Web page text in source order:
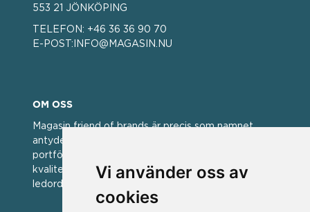
Vi använder oss av
cookies
553 21 JÖNKÖPING
TELEFON: +46 36 36 90 70
E-POST: INFO@MAGASIN.NU
OM OSS
Magasin friend of brands är precis som namnet
antyder; en vän av varumärken. Vi har idag en stor
portfölj med välkända varumärken med hög
kvalitet. För oss har kvalitet alltid varit ett av
ledorden och som styrt vår verksamhet.